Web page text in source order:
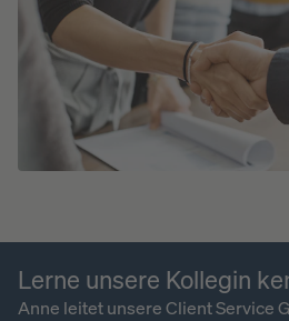
Lerne unsere Kollegin
Anne leitet unsere Client Service